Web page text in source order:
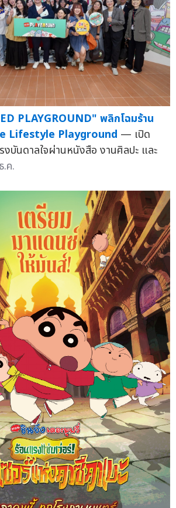
PLAYGROUND" พลิกโฉมร้าน
Lifestyle Playground — เปิด
งบันดาลใจผ่านหนังสือ งานศิลปะ และ
.ค.